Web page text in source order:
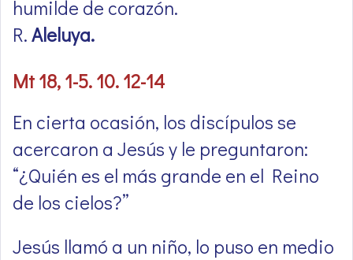
humilde de corazón.
R.Aleluya.
Mt 18, 1-5. 10. 12-14
En cierta ocasión, los discípulos se
acercaron a Jesús y le preguntaron:
“¿Quién es el más grande en el Reino
de los cielos?”
Jesús llamó a un niño, lo puso en medio